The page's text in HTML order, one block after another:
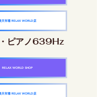
天市場 RELAX WORLD店
ピアノ639Hz
RELAX WORLD SHOP
天市場 RELAX WORLD店